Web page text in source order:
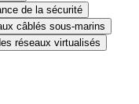
de la sécurité
câblés sous-marins
réseaux virtualisés